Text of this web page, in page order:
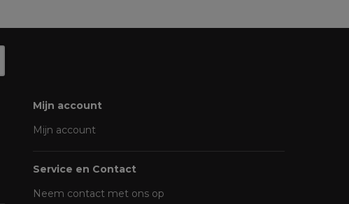
Mijn account
Mijn account
Service en Contact
Neem contact met ons op